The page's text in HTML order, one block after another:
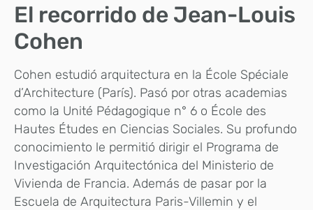
El recorrido de Jean-Louis
Cohen
Cohen estudió arquitectura en la École Spéciale
d’Architecture (París). Pasó por otras academias
como la Unité Pédagogique n° 6 o École des
Hautes Études en Ciencias Sociales. Su profundo
conocimiento le permitió dirigir el Programa de
Investigación Arquitectónica del Ministerio de
Vivienda de Francia. Además de pasar por la
Escuela de Arquitectura Paris-Villemin y el